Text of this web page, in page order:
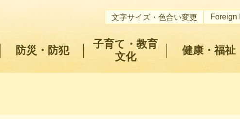
文字サイズ・色合い変更 Foreign
防災・防犯
子育て・教育
文化
健康・福祉